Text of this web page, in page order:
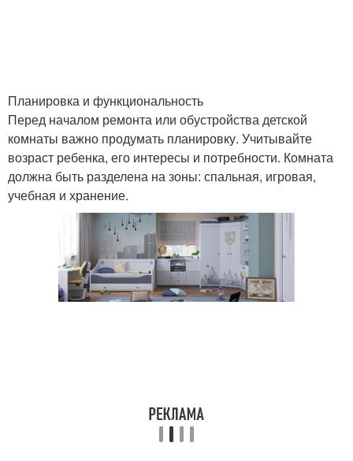
Планировка и функциональность
Перед началом ремонта или обустройства детской
комнаты важно продумать планировку. Учитывайте
возраст ребенка, его интересы и потребности. Комната
должна быть разделена на зоны: спальная, игровая,
учебная и хранение.